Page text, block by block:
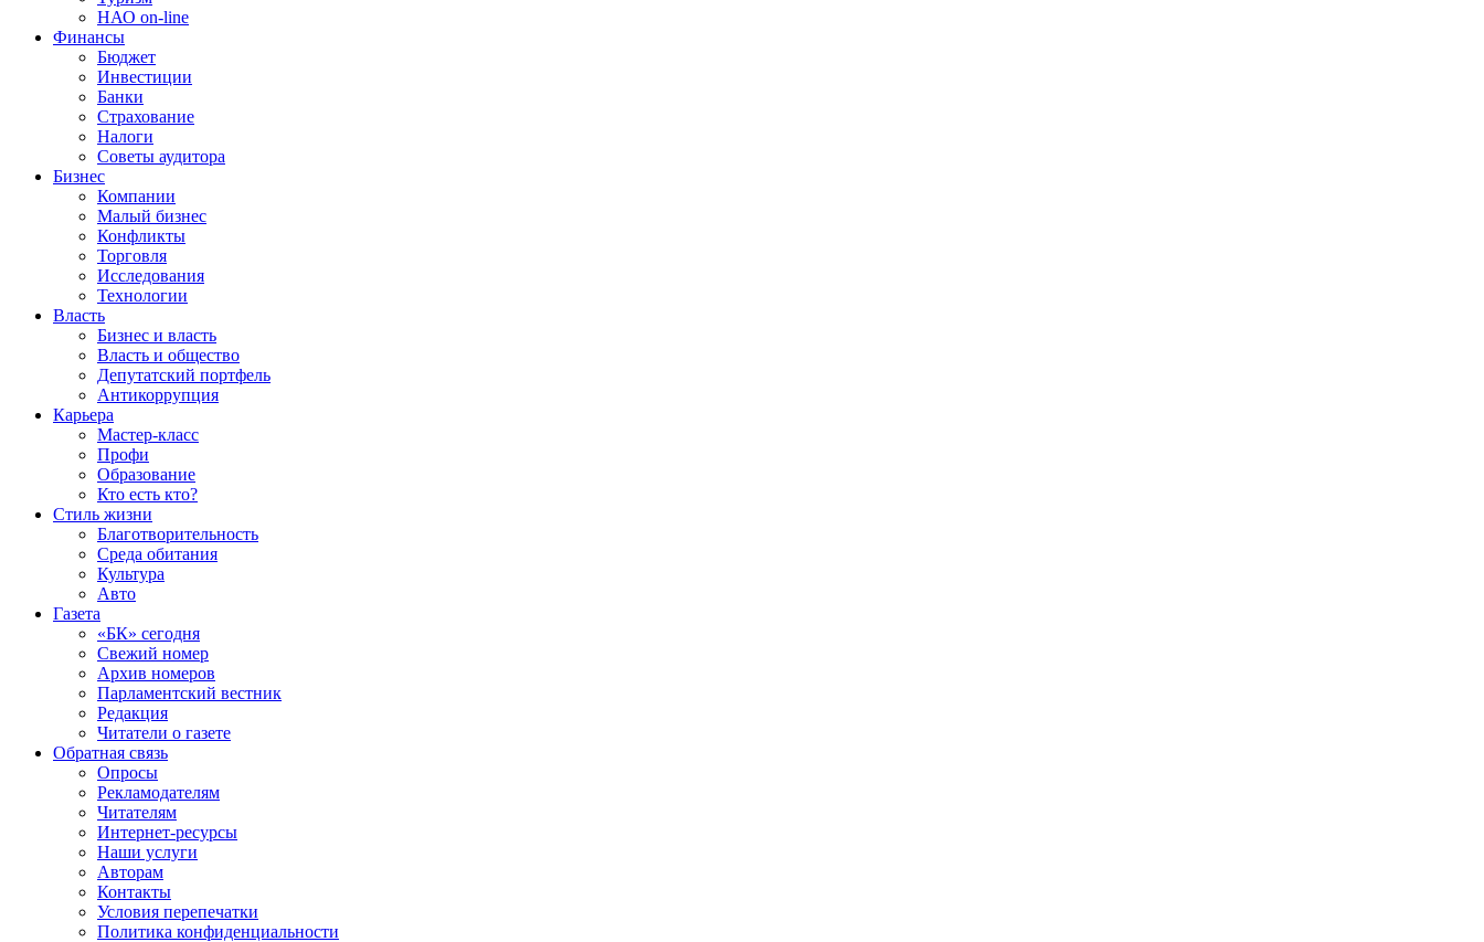
НАО on-line
Финансы
Бюджет
Инвестиции
Банки
Страхование
Налоги
Советы аудитора
Бизнес
Компании
Малый бизнес
Конфликты
Торговля
Исследования
Технологии
Власть
Бизнес и власть
Власть и общество
Депутатский портфель
Антикоррупция
Карьера
Мастер-класс
Профи
Образование
Кто есть кто?
Стиль жизни
Благотворительность
Среда обитания
Культура
Авто
Газета
«БК» сегодня
Свежий номер
Архив номеров
Парламентский вестник
Редакция
Читатели о газете
Обратная связь
Опросы
Рекламодателям
Читателям
Интернет-ресурсы
Наши услуги
Авторам
Контакты
Условия перепечатки
Политика конфиденциальности